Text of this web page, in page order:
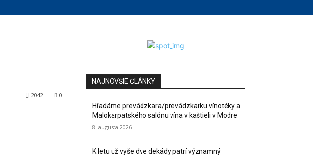
0
2042
NAJNOVŠIE ČLÁNKY
Hľadáme prevádzkara/prevádzkarku vínotéky a
Malokarpatského salónu vína v kaštieli v Modre
8. augusta 2026
K letu už vyše dve dekády patrí významný